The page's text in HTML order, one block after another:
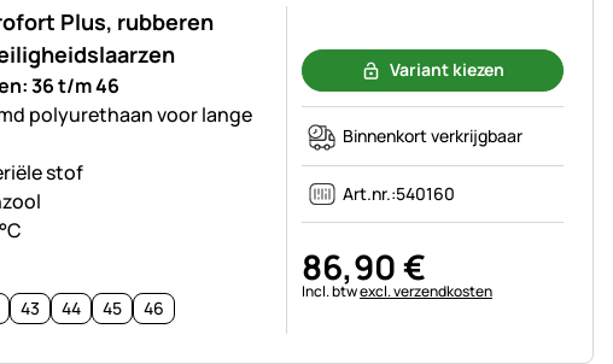
Plus, rubberen
36 t/m 46
polyurethaan voor lange
stof
43 44 45 46
Variant kiezen
Binnenkort verkrijgbaar
Art.nr.:540160
86,90€
Belastinginformatie:
Incl. btwexcl. verzendkosten